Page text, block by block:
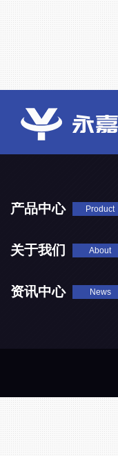
产品中心 Product
关于我们 About
资讯中心 News